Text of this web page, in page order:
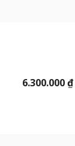
6.300.000 ₫